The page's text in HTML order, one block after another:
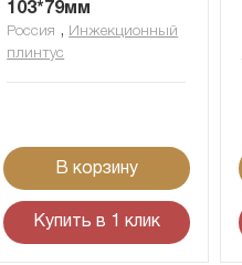
103*79мм
Россия , Инжекционный
плинтус
В корзину
Купить в 1 клик